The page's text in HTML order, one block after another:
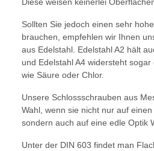
Sollten Sie jedoch einen sehr
brauchen, empfehlen wir Ihnen
aus Edelstahl. Edelstahl A2 hält
und Edelstahl A4 widersteht
wie Säure oder Chlor.
Unsere Schlossschrauben aus
Wahl, wenn sie nicht nur auf
sondern auch auf eine edle Optik
Unter der DIN 603 findet man